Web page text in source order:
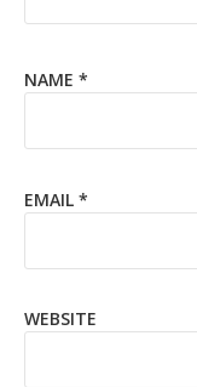
NAME *
EMAIL *
WEBSITE